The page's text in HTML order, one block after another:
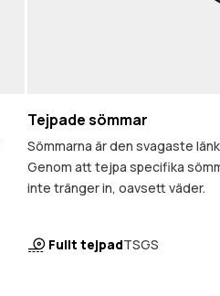
Tejpade sömmar
Sömmarna är den svagaste
Genom att tejpa specifika
inte tränger in, oavsett väder.
Fullt tejpadTSGS